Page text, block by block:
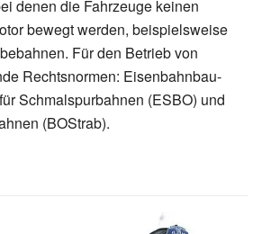
denen die Fahrzeuge keinen
bewegt werden, beispielsweise
Für den Betrieb von
Rechtsnormen: Eisenbahnbau-
Schmalspurbahnen (ESBO) und
(BOStrab).